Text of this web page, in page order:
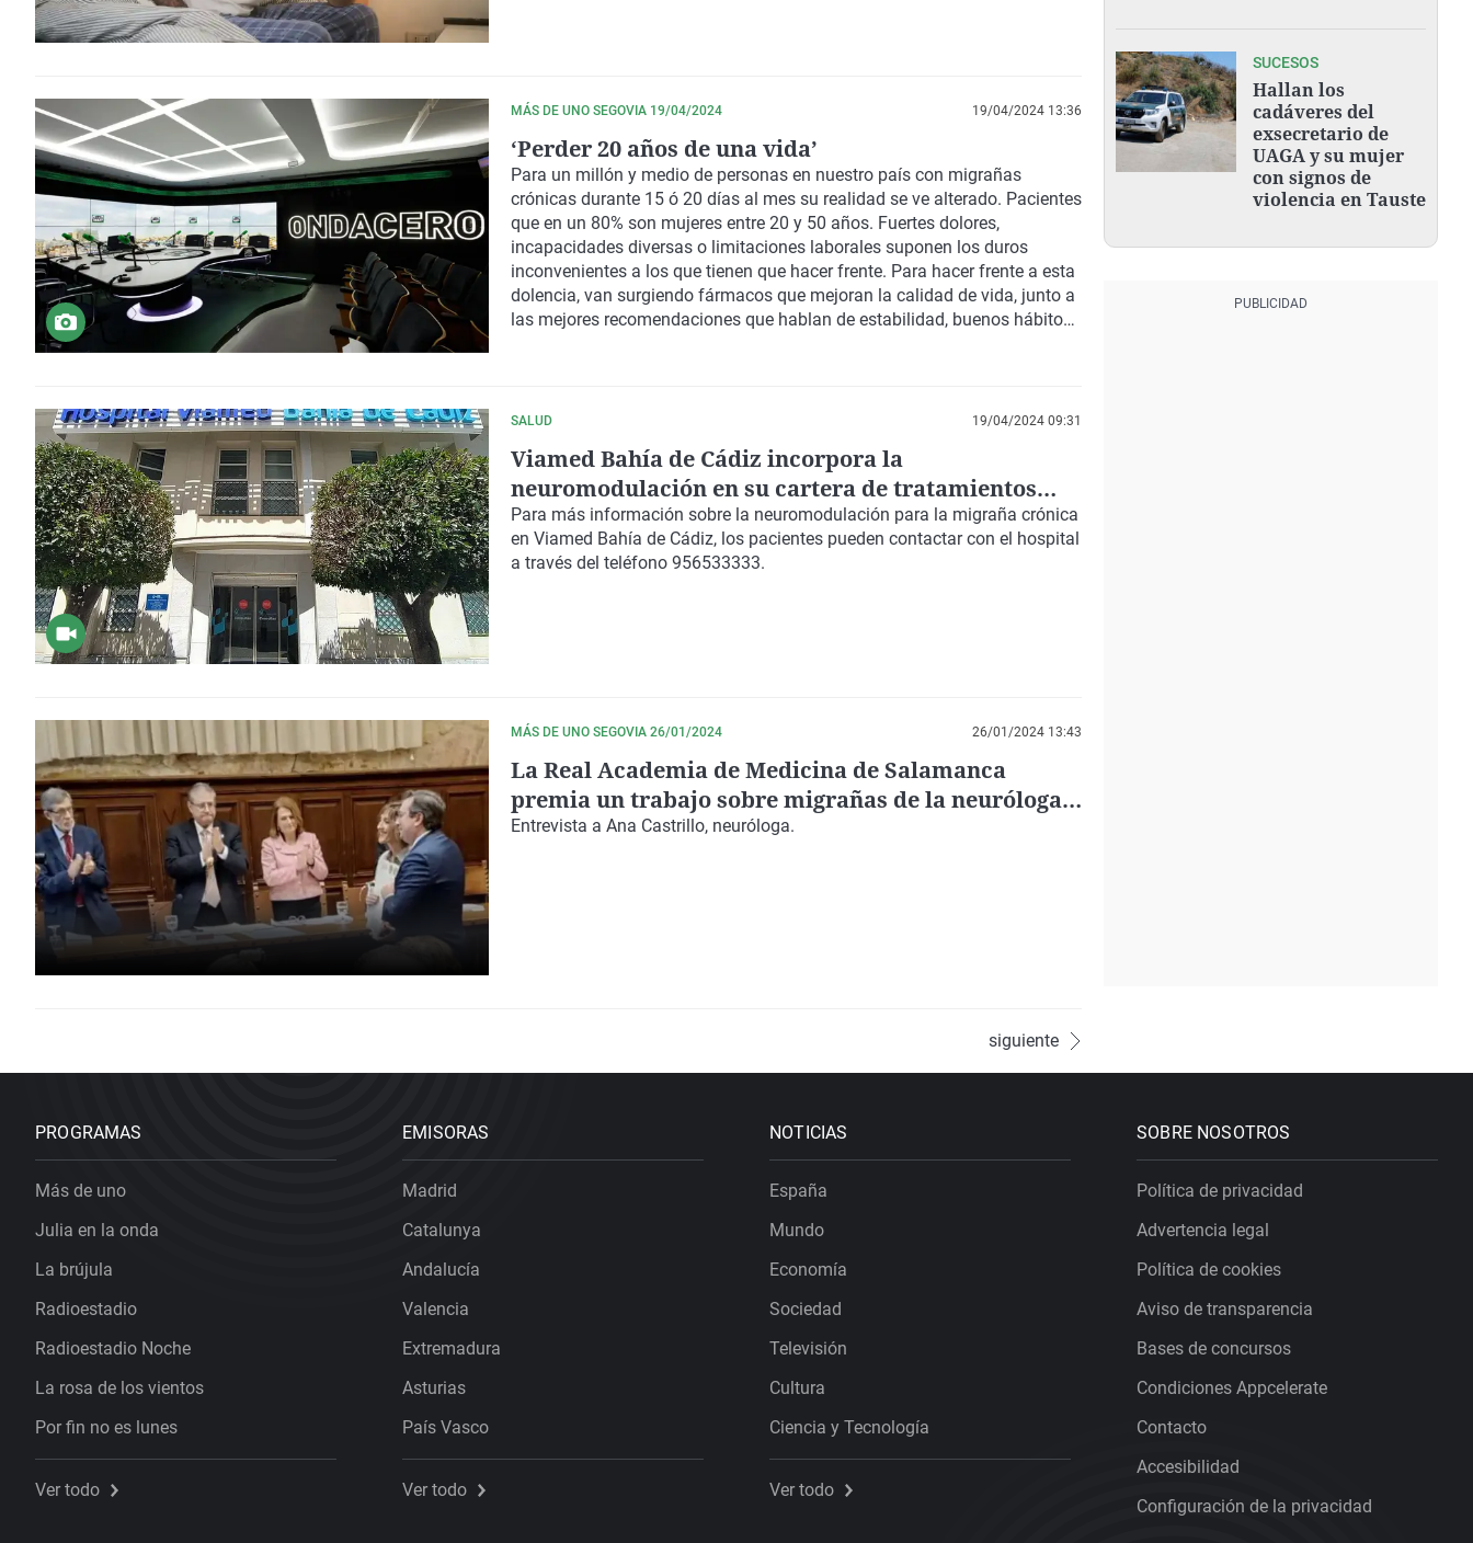
MÁS DE UNO SEGOVIA 19/04/2024 19/04/2024 13:36
‘Perder 20 años de una vida’
Para un millón y medio de personas en nuestro país con migrañas
crónicas durante 15 ó 20 días al mes su realidad se ve alterado. Pacientes
que en un 80% son mujeres entre 20 y 50 años. Fuertes dolores,
incapacidades diversas o limitaciones laborales suponen los duros
inconvenientes a los que tienen que hacer frente. Para hacer frente a esta
dolencia, van surgiendo fármacos que mejoran la calidad de vida, junto a
las mejores recomendaciones que hablan de estabilidad, buenos hábitos,
SALUD 19/04/2024 09:31
Viamed Bahía de Cádiz incorpora la
neuromodulación en su cartera de tratamientos
contra la migraña crónica
Para más información sobre la neuromodulación para la migraña crónica
en Viamed Bahía de Cádiz, los pacientes pueden contactar con el hospital
a través del teléfono 956533333.
MÁS DE UNO SEGOVIA 26/01/2024 26/01/2024 13:43
La Real Academia de Medicina de Salamanca
premia un trabajo sobre migrañas de la neuróloga
Ana Castrillo
Entrevista a Ana Castrillo, neuróloga.
siguiente
SUCESOS
Hallan los
cadáveres del
exsecretario de
UAGA y su mujer
con signos de
violencia en Tauste
PROGRAMAS
Más de uno
Julia en la onda
La brújula
Radioestadio
Radioestadio Noche
La rosa de los vientos
Por fin no es lunes
Ver todo
EMISORAS
Madrid
Catalunya
Andalucía
Valencia
Extremadura
Asturias
País Vasco
Ver todo
NOTICIAS
España
Mundo
Economía
Sociedad
Televisión
Cultura
Ciencia y Tecnología
Ver todo
SOBRE NOSOTROS
Política de privacidad
Advertencia legal
Política de cookies
Aviso de transparencia
Bases de concursos
Condiciones Appcelerate
Contacto
Accesibilidad
Configuración de la privacidad